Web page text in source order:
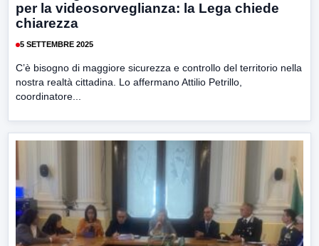
per la videosorveglianza: la Lega chiede
chiarezza
5 SETTEMBRE 2025
C’è bisogno di maggiore sicurezza e controllo del territorio nella
nostra realtà cittadina. Lo affermano Attilio Petrillo,
coordinatore...